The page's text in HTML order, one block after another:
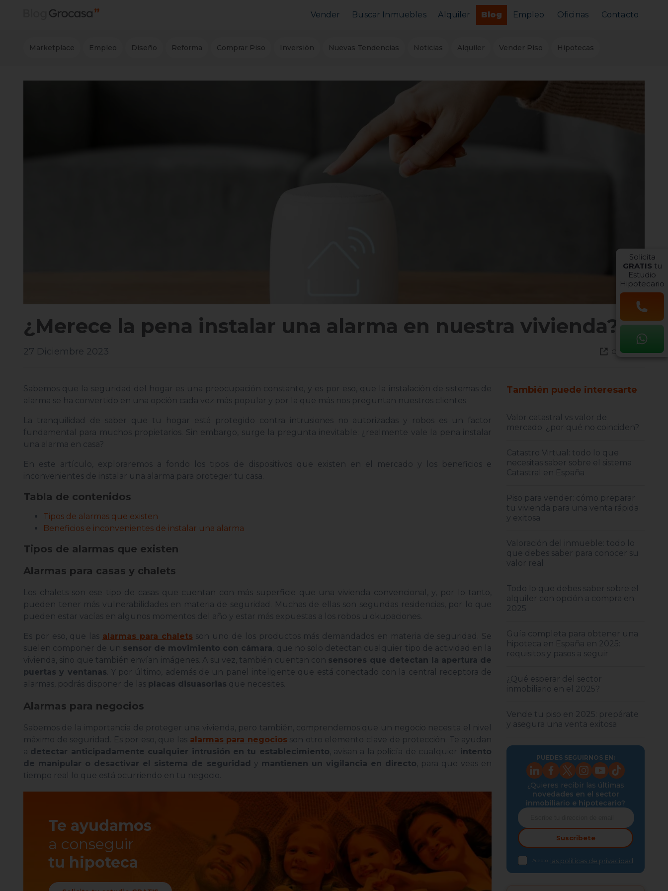
Vender
MarketPlace
Buscar Inmuebles
MarketPlace
Alquiler Blog Empleo Oficinas Contacto
Marketplace Empleo Diseño Reforma Comprar Piso Inversión Nuevas Tendencias Noticias Alquiler Vender Piso Hipotecas
¿Merece la pena instalar una alarma en nuestra vivienda?
27 Diciembre 2023 Compartir
Sabemos que la seguridad del hogar es una preocupación constante, y es por eso, que la instalación de sistemas de
alarma se ha convertido en una opción cada vez más popular y por la que más nos preguntan nuestros clientes.
La tranquilidad de saber que tu hogar está protegido contra intrusiones no autorizadas y robos es un factor
fundamental para muchos propietarios. Sin embargo, surge la pregunta inevitable: ¿realmente vale la pena instalar
una alarma en casa?
En este artículo, exploraremos a fondo los tipos de dispositivos que existen en el mercado y los beneficios e
inconvenientes de instalar una alarma para proteger tu casa.
Tabla de contenidos
Tipos de alarmas que existen
Beneficios e inconvenientes de instalar una alarma
Tipos de alarmas que existen
Alarmas para casas y chalets
Los chalets son ese tipo de casas que cuentan con más superficie que una vivienda convencional, y, por lo tanto,
pueden tener más vulnerabilidades en materia de seguridad. Muchas de ellas son segundas residencias, por lo que
pueden estar vacías en algunos momentos del año y estar más expuestas a los robos u okupaciones.
Es por eso, que las alarmas para chaletsson uno de los productos más demandados en materia de seguridad. Se
suelen componer de un sensor de movimiento con cámara , que no solo detectan cualquier tipo de actividad en la
vivienda, sino que también envían imágenes. A su vez, también cuentan con sensores que detectan la apertura de
puertas y ventanas . Y por último, además de un panel inteligente que está conectado con la central receptora de
alarmas, podrás disponer de las placas disuasorias que necesites.
Alarmas para negocios
Sabemos de la importancia de proteger una vivienda, pero también, comprendemos que un negocio necesita el nivel
máximo de seguridad. Es por eso, que las alarmas para negociosson otro elemento clave de protección. Te ayudan
a detectar anticipadamente cualquier intrusión en tu establecimiento , avisan a la policía de cualquier intento
de manipular o desactivar el sistema de seguridad y mantienen un vigilancia en directo , para que veas en
tiempo real lo que está ocurriendo en tu negocio.
Te ayudamos
a conseguir
tu hipoteca
También puede interesarte
Valor catastral vs valor de
mercado: ¿por qué no coinciden?
Catastro Virtual: todo lo que
necesitas saber sobre el sistema
Catastral en España
Piso para vender: cómo preparar
tu vivienda para una venta rápida
y exitosa
Valoración del inmueble: todo lo
que debes saber para conocer su
valor real
Todo lo que debes saber sobre el
alquiler con opción a compra en
2025
Guía completa para obtener una
hipoteca en España en 2025:
requisitos y pasos a seguir
¿Qué esperar del sector
inmobiliario en el 2025?
Vende tu piso en 2025: prepárate
y asegura una venta exitosa
PUEDES SEGUIRNOS EN:
¿Quieres recibir las últimas
novedades en el sector
inmobiliario e hipotecario?
Suscribete
Acepto las políticas de privacidad
Solicita
GRATIS tu
Estudio
Hipotecario